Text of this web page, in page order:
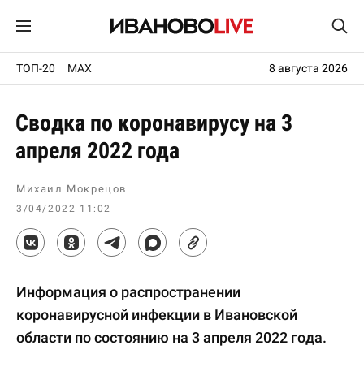
ТОП-20 MAX 8 августа 2026
Сводка по коронавирусу на 3
апреля 2022 года
Михаил Мокрецов
3/04/2022 11:02
Информация о распространении
коронавирусной инфекции в Ивановской
области по состоянию на 3 апреля 2022 года.